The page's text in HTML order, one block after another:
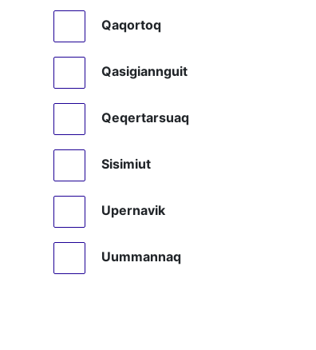
Qaqortoq
Qasigiannguit
Qeqertarsuaq
Sisimiut
Upernavik
Uummannaq